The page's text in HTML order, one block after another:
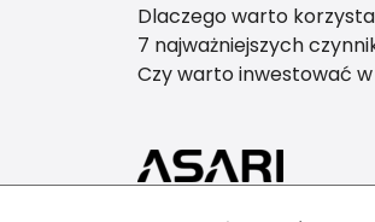
Dlaczego warto
7 najważniejszych
Czy warto inwestować